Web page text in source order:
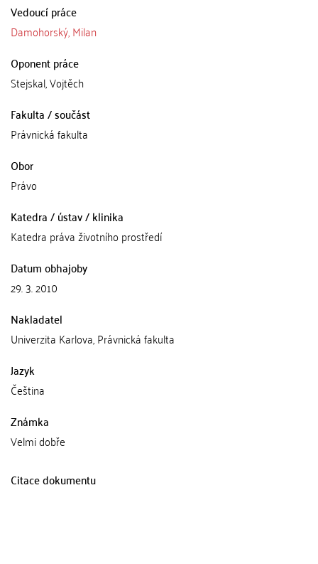
Vedoucí práce
Damohorský, Milan
Oponent práce
Stejskal, Vojtěch
Fakulta / součást
Právnická fakulta
Obor
Právo
Katedra / ústav / klinika
Katedra práva životního prostředí
Datum obhajoby
29. 3. 2010
Nakladatel
Univerzita Karlova, Právnická fakulta
Jazyk
Čeština
Známka
Velmi dobře
Citace dokumentu